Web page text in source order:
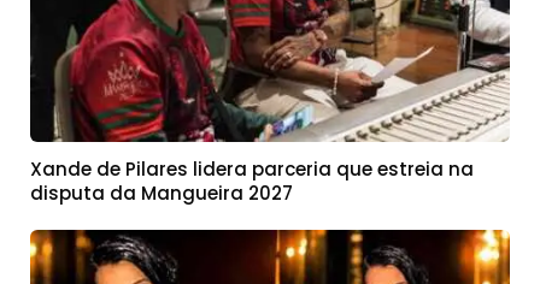
Xande de Pilares lidera parceria que estreia na
disputa da Mangueira 2027